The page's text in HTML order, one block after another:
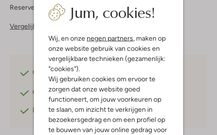
Jum, cookies!
Wij, en onze negen partners, maken op
onze website gebruik van cookies en
vergelijkbare technieken (gezamenlijk:
"cookies").
Wij gebruiken cookies om ervoor te
zorgen dat onze website goed
functioneert, om jouw voorkeuren op
te slaan, om inzicht te verkrijgen in
bezoekersgedrag en om een profiel op
te bouwen van jouw online gedrag voor
Reserveer direct in een van onze 37 boutiques
Vergelijkbare items
Gratis verzending
Gratis retournerenbinnen 30 dagen*
Betaal achterafmet Klarna